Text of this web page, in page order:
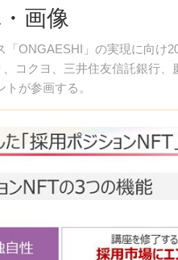
画像
ONGAESHI」の実現に向け
コクヨ、三井住友信託銀行、
が参画する。